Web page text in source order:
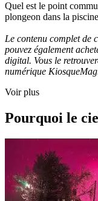
Quel est le point
plongeon dans la
Le contenu complet de
pouvez également
digital. Vous le
numérique
Voir plus
Pourquoi le